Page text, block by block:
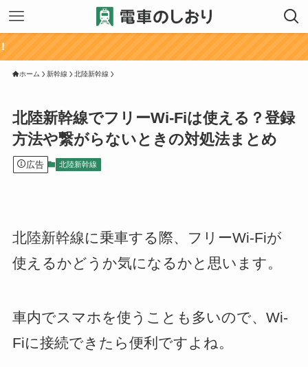
ホーム 新幹線 北陸新幹線
北陸新幹線でフリーWi-Fiは使える？登録
方法や繋がらないときの対処法まとめ
広告 北陸新幹線
北陸新幹線に乗車する際、フリーWi-Fiが
使えるかどうか気になるかと思います。
車内でスマホを使うことも多いので、Wi-
Fiに接続できたら便利ですよね。